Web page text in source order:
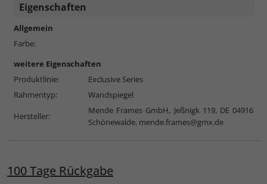
Eigenschaften
Allgemein
Farbe:
weitere Eigenschaften
Produktlinie:
Exclusive Series
Rahmentyp:
Wandspiegel
Hersteller:
Mende Frames GmbH, Jeßnigk 119, DE 04916
Schönewalde, mende.frames@gmx.de
100 Tage Rückgabe